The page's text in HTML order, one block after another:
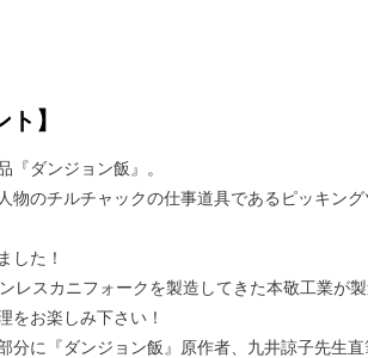
】
『ダンジョン飯』。
物のチルチャックの仕事道具であるピッキン
した！
レスカニフォークを製造してきた本敬工業が製
をお楽しみ下さい！
分に『ダンジョン飯』原作者、九井諒子先生直